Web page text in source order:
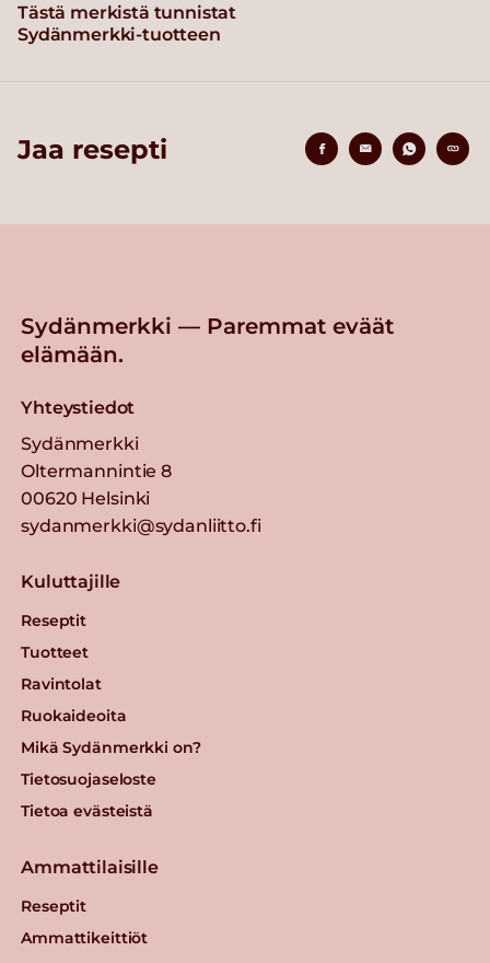
Tästä merkistä tunnistat
Sydänmerkki-tuotteen
Jaa resepti
Sydänmerkki — Paremmat eväät
elämään.
Yhteystiedot
Sydänmerkki
Oltermannintie 8
00620 Helsinki
sydanmerkki@sydanliitto.fi
Kuluttajille
Reseptit
Tuotteet
Ravintolat
Ruokaideoita
Mikä Sydänmerkki on?
Tietosuojaseloste
Tietoa evästeistä
Ammattilaisille
Reseptit
Ammattikeittiöt